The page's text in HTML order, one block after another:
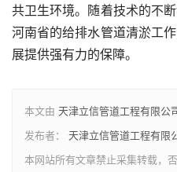
共卫生环境。随着技术的不
河南省的给排水管道清淤工
展提供强有力的保障。
本文由 天津立信管道工程有限公
发布者： 天津立信管道工程有限
本网站所有文章禁止采集转载，